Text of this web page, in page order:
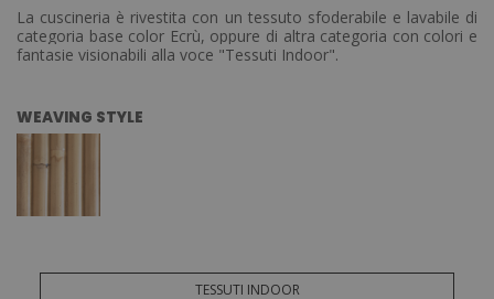
La cuscineria è rivestita con un tessuto sfoderabile e lavabile di
categoria base color Ecrù, oppure di altra categoria con colori e
fantasie visionabili alla voce "Tessuti Indoor".
WEAVING STYLE
TESSUTI INDOOR